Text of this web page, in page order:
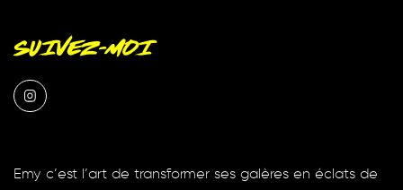
SUIVEZ-MOI
Emy c’est l’art de transformer ses galères en éclats de